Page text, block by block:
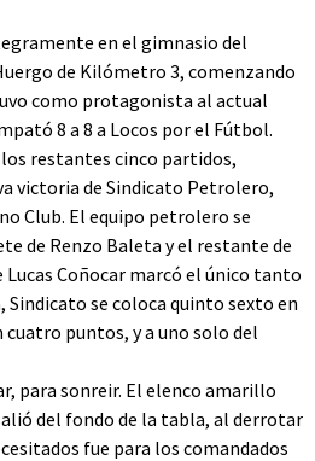
en el gimnasio del
de Kilómetro 3, comenzando
como protagonista al actual
8 a 8 a Locos por el Fútbol.
restantes cinco partidos,
victoria de Sindicato Petrolero,
Club. El equipo petrolero se
de Renzo Baleta y el restante de
Coñocar marcó el único tanto
Sindicato se coloca quinto sexto en
puntos, y a uno solo del
para sonreir. El elenco amarillo
del fondo de la tabla, al derrotar
fue para los comandados